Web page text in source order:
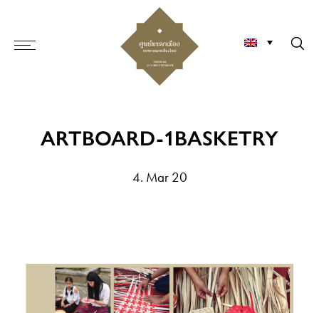
ARTBOARD-1BASKETRY
4. Mar 20